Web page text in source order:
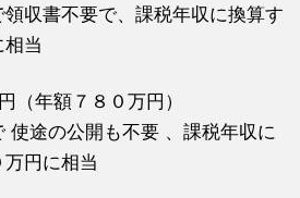
収書不要で、課税年収に換算す
相当
（年額７８０万円）
途の公開も不要 、課税年収に
円に相当